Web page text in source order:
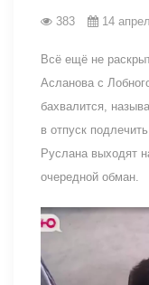
383 14
Всё ещё не
Асланова с
бахвалится,
в отпуск
Руслана выходят
очередной обман.